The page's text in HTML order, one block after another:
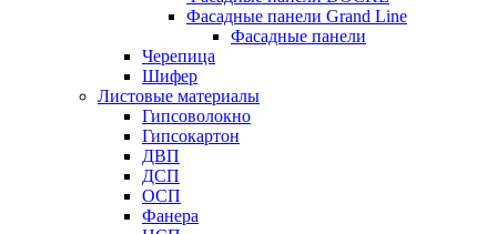
Фасадные панели Grand Line
Фасадные панели
Черепица
Шифер
Листовые материалы
Гипсоволокно
Гипсокартон
ДВП
ДСП
ОСП
Фанера